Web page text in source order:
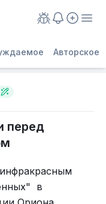
Авторское
перед
в